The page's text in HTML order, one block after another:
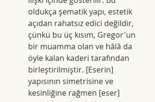
oldukça şematik yapı, estetik
açıdan rahatsız edici değildir,
çünkü bu üç kısım, Gregor'un
bir muamma olan ve hâlâ da
öyle kalan kaderi tarafından
birleştirilmiştir. [Eserin]
yapısının simetrisine ve
kesinliğine rağmen [eser]